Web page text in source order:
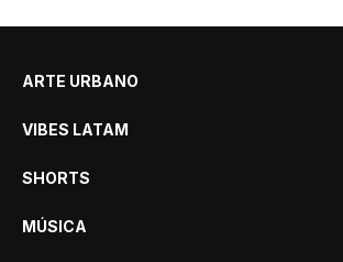
ARTE URBANO
VIBES LATAM
SHORTS
MÚSICA